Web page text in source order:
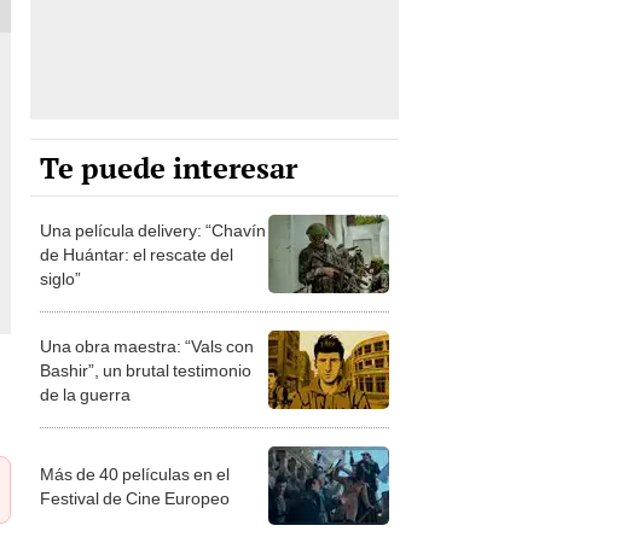
Te puede interesar
Una película delivery: “Chavín
de Huántar: el rescate del
siglo”
Una obra maestra: “Vals con
Bashir”, un brutal testimonio
de la guerra
Más de 40 películas en el
Festival de Cine Europeo